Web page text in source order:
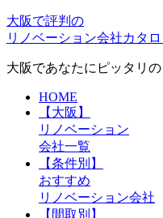
大阪で評判の
リノベーション会社カタロ
大阪であなたにピッタリ
HOME
【大阪】
リノベーション
会社一覧
【条件別】
おすすめ
リノベーション会社
【間取別】